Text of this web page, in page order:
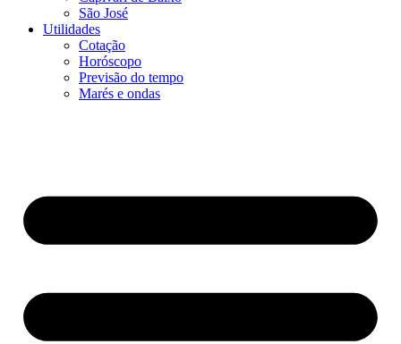
São José
Utilidades
Cotação
Horóscopo
Previsão do tempo
Marés e ondas